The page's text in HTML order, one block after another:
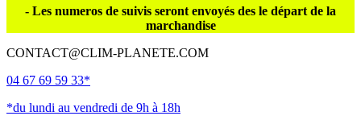
- Les numeros de suivis seront envoyés des le départ de la
marchandise
CONTACT@CLIM-PLANETE.COM
04 67 69 59 33*
*du lundi au vendredi de 9h à 18h